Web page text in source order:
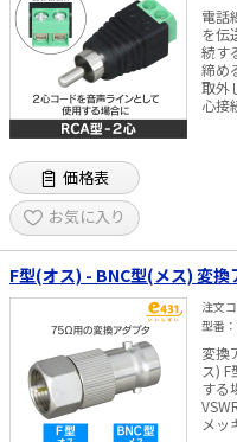
電話
を伝
続する便
締め
取外し
心接
価格表
お気に入り
F型(オス) - BNC型(メス) 変換
注文
型番
変換
ス) F型入力機器に、BNC型プラグを利用して接続
する場
VSWR
メッ